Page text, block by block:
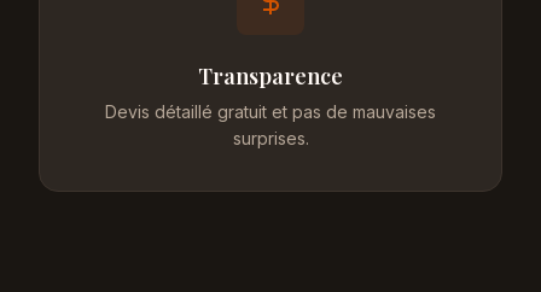
Transparence
Devis détaillé gratuit et pas de mauvaises
surprises.